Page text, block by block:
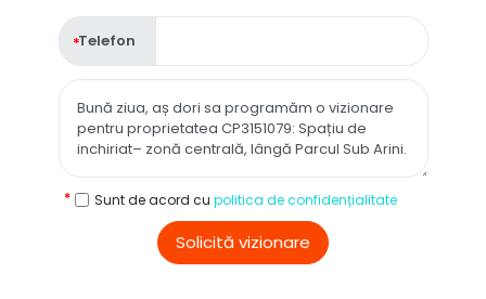
Telefon
Sunt de acord cu politica de confidențialitate
Solicită vizionare